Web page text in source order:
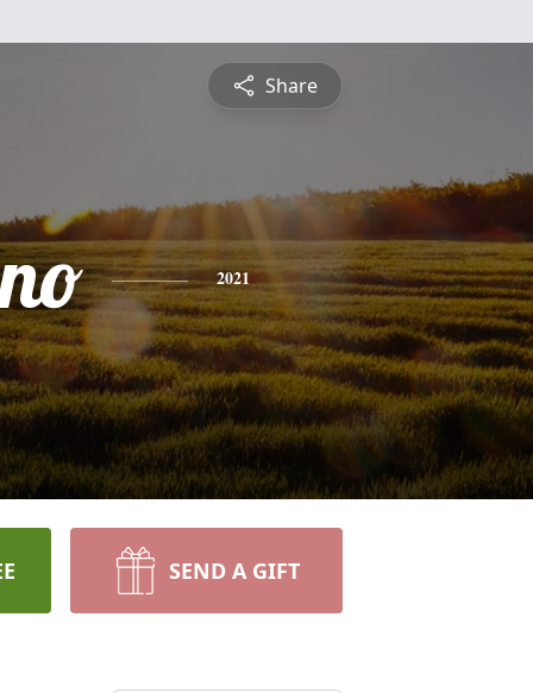
Share
2021
SEND A GIFT